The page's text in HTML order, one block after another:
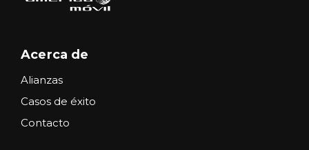
Acerca de
Alianzas
Casos de éxito
Contacto